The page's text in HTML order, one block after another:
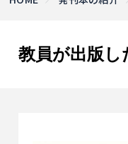
教員が出版し